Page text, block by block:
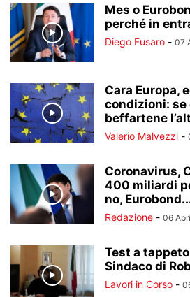
Mes o
perché in
Diego Fusaro - 07
Cara Europa,
condizioni: se
beffartene
Valerio Malvezzi -
Coronavirus,
400 miliardi
no,
Redazione - 06
Test a
Sindaco di
Lavori in Corso -